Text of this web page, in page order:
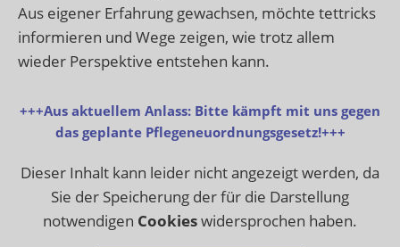
Aus eigener Erfahrung gewachsen, möchte tettricks
informieren und Wege zeigen, wie trotz allem
wieder Perspektive entstehen kann.
+++Aus aktuellem Anlass: Bitte kämpft mit uns gegen
das geplante Pflegeneuordnungsgesetz!+++
Dieser Inhalt kann leider nicht angezeigt werden, da
Sie der Speicherung der für die Darstellung
notwendigen Cookieswidersprochen haben.